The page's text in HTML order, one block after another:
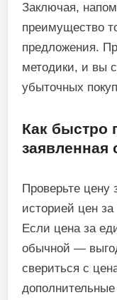
Заключая,
преимущество
предложения.
методики, и вы
убыточных
Как быстро
заявленная
Проверьте цену
историей цен
Если цена за
обычной —
свериться с